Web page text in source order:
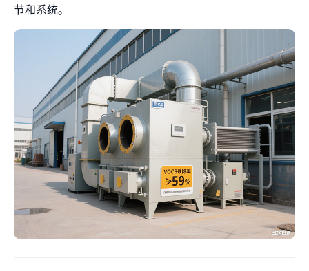
节和系统。